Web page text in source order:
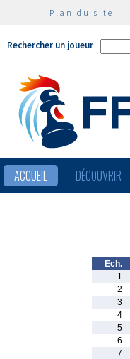
Plan du site |
Rechercher un joueur
ACCUEIL DÉCOUVRIR
Ech.
1
2
3
4
5
6
7